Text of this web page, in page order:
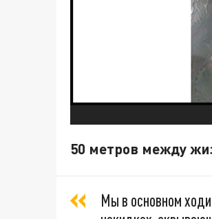
50 метров между
Мы в основном